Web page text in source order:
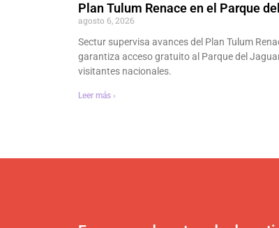
Plan Tulum Renace en el Parque
agosto 6, 2026
Sectur supervisa avances del Plan Tulum
garantiza acceso gratuito al Parque del
visitantes nacionales.
Leer más ›